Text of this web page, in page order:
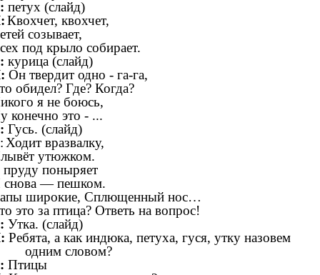
петух (слайд)
Квохчет, квохчет,
созывает,
под крыло собирает.
курица (слайд)
Он твердит одно - га-га,
обидел? Где? Когда?
я не боюсь,
конечно это - ...
Гусь. (слайд)
Ходит вразвалку,
утюжком.
поныряет
— пешком.
широкие, Сплющенный нос…
это за птица? Ответь на вопрос!
Утка. (слайд)
Ребята, а как индюка, петуха, гуся, утку назовем
одним словом?
Птицы